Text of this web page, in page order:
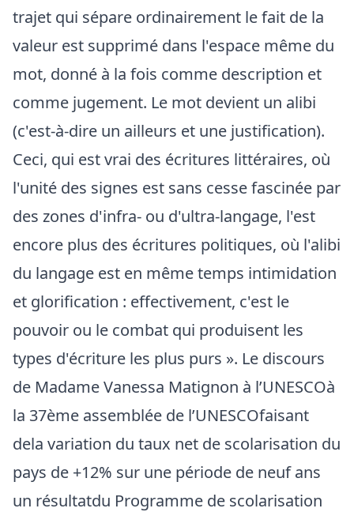
trajet qui sépare ordinairement le fait de la
valeur est supprimé dans l'espace même du
mot, donné à la fois comme description et
comme jugement. Le mot devient un alibi
(c'est-à-dire un ailleurs et une justification).
Ceci, qui est vrai des écritures littéraires, où
l'unité des signes est sans cesse fascinée par
des zones d'infra- ou d'ultra-langage, l'est
encore plus des écritures politiques, où l'alibi
du langage est en même temps intimidation
et glorification : effectivement, c'est le
pouvoir ou le combat qui produisent les
types d'écriture les plus purs ». Le discours
de Madame Vanessa Matignon à l’UNESCOà
la 37ème assemblée de l’UNESCOfaisant
dela variation du taux net de scolarisation du
pays de +12% sur une période de neuf ans
un résultatdu Programme de scolarisation